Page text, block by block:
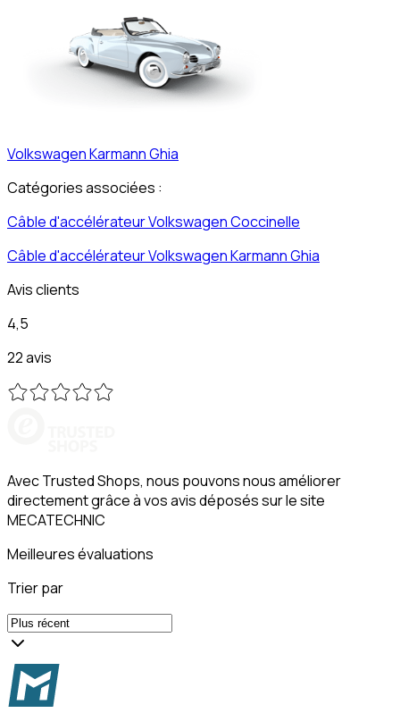
VolkswagenKarmann Ghia
Catégories associées :
Câble d'accélérateurVolkswagenCoccinelle
Câble d'accélérateurVolkswagenKarmann Ghia
Avis clients
4,5
22 avis
Avec Trusted Shops, nous pouvons nous améliorer
directement grâce à vos avis déposés sur le site
MECATECHNIC
Meilleures évaluations
Trier par